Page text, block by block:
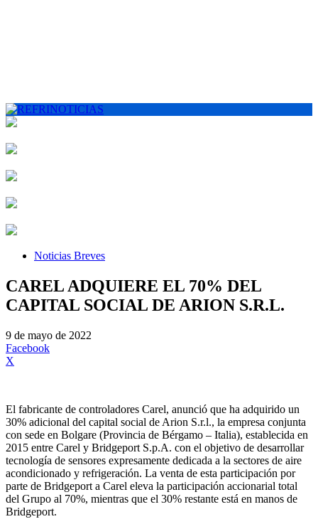
Noticias Breves
CAREL ADQUIERE EL 70% DEL
CAPITAL SOCIAL DE ARION S.R.L.
9 de mayo de 2022
Facebook
X
El fabricante de controladores Carel, anunció que ha adquirido un
30% adicional del capital social de Arion S.r.l., la empresa conjunta
con sede en Bolgare (Provincia de Bérgamo – Italia), establecida en
2015 entre Carel y Bridgeport S.p.A. con el objetivo de desarrollar
tecnología de sensores expresamente dedicada a la sectores de aire
acondicionado y refrigeración. La venta de esta participación por
parte de Bridgeport a Carel eleva la participación accionarial total
del Grupo al 70%, mientras que el 30% restante está en manos de
Bridgeport.